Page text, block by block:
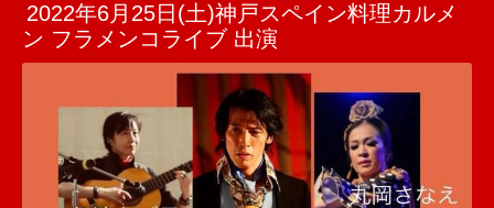
2022年6月25日(土)神戸スペイン料理カルメ
ン フラメンコライブ 出演